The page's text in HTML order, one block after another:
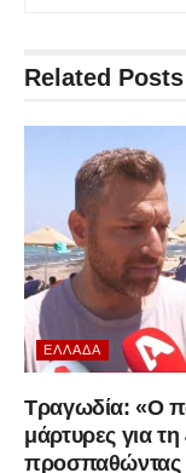
Related Posts
ΕΛΛΆΔΑ
Τραγωδία: «Ο
μάρτυρες για
προσπαθώντας